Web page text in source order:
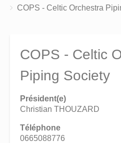
COPS - Celtic Orchestra
COPS - Celtic
Piping Society
Président(e)
Christian THOUZARD
Téléphone
0665088776